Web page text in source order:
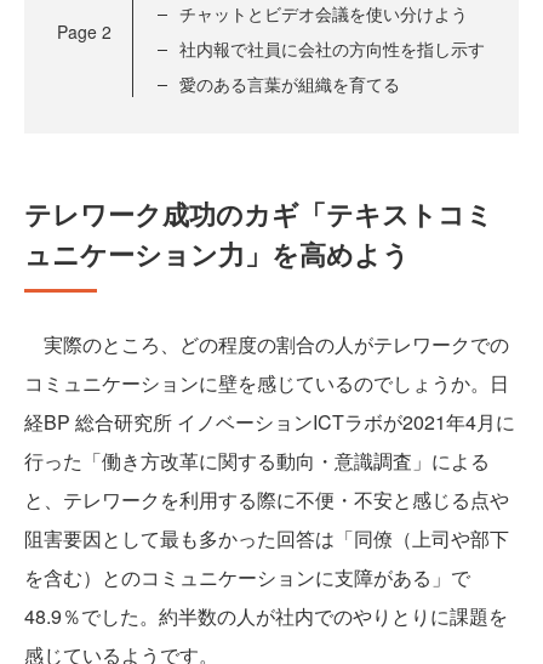
Page 2
チャットとビデオ会議を使い分けよう
社内報で社員に会社の方向性を指し示す
愛のある言葉が組織を育てる
テレワーク成功のカギ「テキストコミ
ュニケーション力」を高めよう
実際のところ、どの程度の割合の人がテレワークでの
コミュニケーションに壁を感じているのでしょうか。日
経BP 総合研究所 イノベーションICTラボが2021年4月に
行った「働き方改革に関する動向・意識調査」による
と、テレワークを利用する際に不便・不安と感じる点や
阻害要因として最も多かった回答は「同僚（上司や部下
を含む）とのコミュニケーションに支障がある」で
48.9％でした。約半数の人が社内でのやりとりに課題を
感じているようです。